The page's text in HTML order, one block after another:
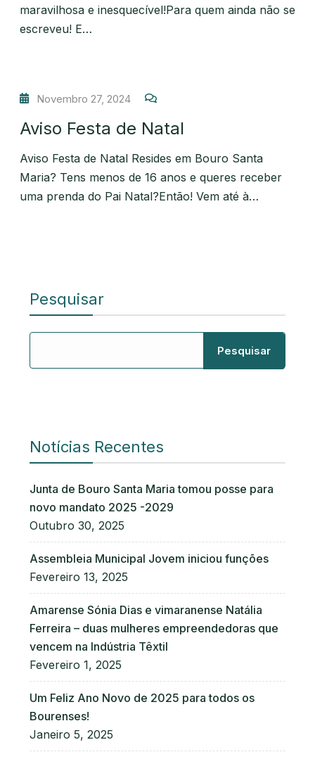
maravilhosa e inesquecível!Para quem ainda não se
escreveu! E…
Novembro 27, 2024
Aviso Festa de Natal
Aviso Festa de Natal Resides em Bouro Santa
Maria? Tens menos de 16 anos e queres receber
uma prenda do Pai Natal?Então! Vem até à…
Pesquisar
Pesquisar
Notícias Recentes
Junta de Bouro Santa Maria tomou posse para
novo mandato 2025 -2029
Outubro 30, 2025
Assembleia Municipal Jovem iniciou funções
Fevereiro 13, 2025
Amarense Sónia Dias e vimaranense Natália
Ferreira – duas mulheres empreendedoras que
vencem na Indústria Têxtil
Fevereiro 1, 2025
Um Feliz Ano Novo de 2025 para todos os
Bourenses!
Janeiro 5, 2025